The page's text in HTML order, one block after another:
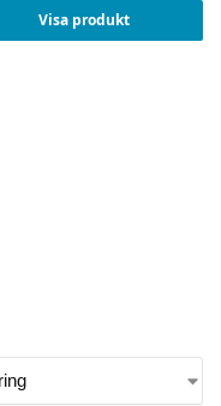
Visa produkt